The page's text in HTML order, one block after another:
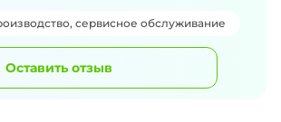
сервисное обслуживание
Оставить отзыв